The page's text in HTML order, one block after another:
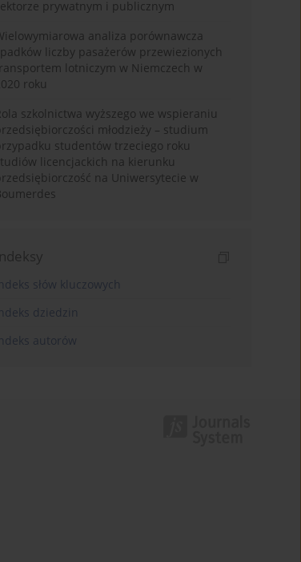
prywatnym i publicznym
analiza porównawcza
liczby pasażerów przewiezionych
lotniczym w Niemczech w
roku
szkolnictwa wyższego we wspieraniu
młodzieży – studium
studentów trzeciego roku
licencjackich na kierunku
na Uniwersytecie w
Indeks słów kluczowych
Indeks dziedzin
Indeks autorów